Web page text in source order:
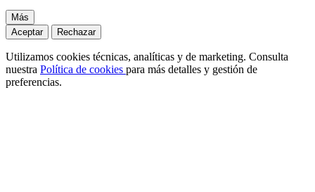
Más
Aceptar
Rechazar
Utilizamos cookies técnicas, analíticas y de marketing. Consulta
nuestra Política de cookies para más detalles y gestión de
preferencias.